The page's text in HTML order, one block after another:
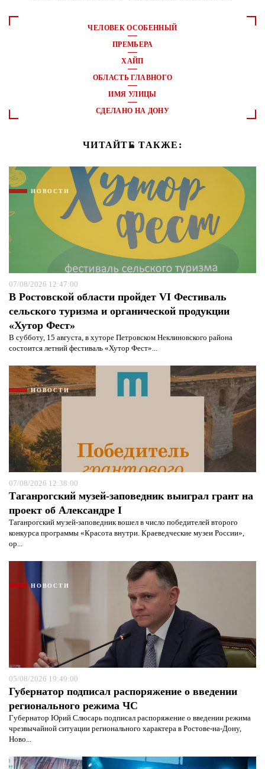
ЧЕЛОВЕК ОСОБЕННЫЙ
ПРЕМЬЕРА
ХАЙП
ОБЛАСТЬ ГЛАВНОГО
ИМЯ УЛИЦЫ
СДЕЛАНО НА ДОНУ
ЧИТАЙТЕ ТАКЖЕ:
НОВОСТИ
07/08/2026 12:47:00
В Ростовской области пройдет VI Фестиваль
сельского туризма и органической продукции
«Хутор Фест»
В субботу, 15 августа, в хуторе Петровском Неклиновского района
состоится летний фестиваль «Хутор Фест»...
НОВОСТИ
07/08/2026 12:38:00
Таганрогский музей-заповедник выиграл грант на
проект об Александре I
Таганрогский музей-заповедник вошел в число победителей второго
конкурса программы «Красота внутри. Краеведческие музеи России»,
ор...
НОВОСТИ
05/08/2026 19:49:00
Губернатор подписал распоряжение о введении
регионального режима ЧС
Губернатор Юрий Слюсарь подписал распоряжение о введении режима
чрезвычайной ситуации регионального характера в Ростове-на-Дону,
Ново...